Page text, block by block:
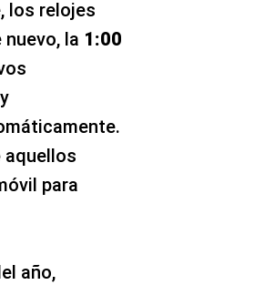
los relojes
la 1:00
aquellos
para
año,